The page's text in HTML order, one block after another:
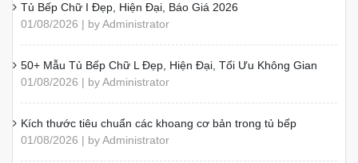
Tủ Bếp Chữ I Đẹp, Hiện Đại, Báo Giá 2026
01/08/2026 | by Administrator
50+ Mẫu Tủ Bếp Chữ L Đẹp, Hiện Đại, Tối Ưu Không Gian
01/08/2026 | by Administrator
Kích thước tiêu chuẩn các khoang cơ bản trong tủ bếp
01/08/2026 | by Administrator